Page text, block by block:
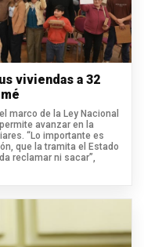
viviendas a 32
marco de la Ley Nacional
avanzar en la
“Lo importante es
que la tramita el Estado
reclamar ni sacar”,